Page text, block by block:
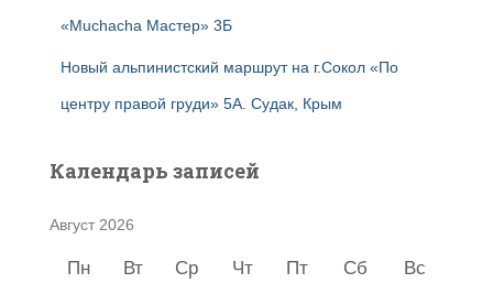
«Muchacha Мастер» 3Б
Новый альпинистский маршрут на г.Сокол «По
центру правой груди» 5А. Судак, Крым
Календарь записей
Август 2026
Пн Вт Ср Чт Пт Сб Вс